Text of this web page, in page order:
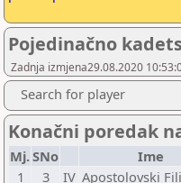
Pojedinačno
Zadnja izmjena29.08.2020
Search for player
Konačni poredak
Mj.SNo Ime
1
3 IV Apostolovski